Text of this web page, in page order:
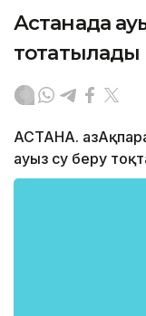
Астанада
тоқтатылады
АСТАНА.
ауыз су беру